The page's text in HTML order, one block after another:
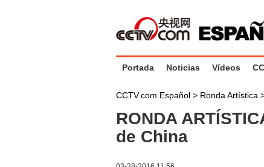
Portada Noticias Vídeos
CCTV.com Español > Ronda Artística
RONDA
de China